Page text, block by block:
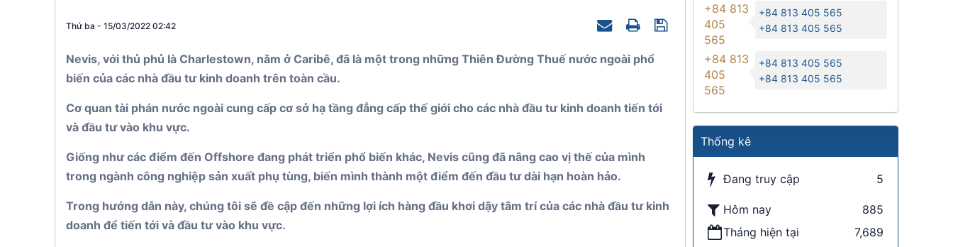
Thứ ba - 15/03/2022 02:42
Nevis, với thủ phủ là Charlestown, nằm ở Caribê, đã là một trong những Thiên Đường Thuế nước ngoài phổ
biến của các nhà đầu tư kinh doanh trên toàn cầu.
Cơ quan tài phán nước ngoài cung cấp cơ sở hạ tầng đẳng cấp thế giới cho các nhà đầu tư kinh doanh tiến tới
và đầu tư vào khu vực.
Giống như các điểm đến Offshore đang phát triển phổ biến khác, Nevis cũng đã nâng cao vị thế của mình
trong ngành công nghiệp sản xuất phụ tùng, biến mình thành một điểm đến đầu tư dài hạn hoàn hảo.
Trong hướng dẫn này, chúng tôi sẽ đề cập đến những lợi ích hàng đầu khơi dậy tâm trí của các nhà đầu tư kinh
doanh để tiến tới và đầu tư vào khu vực.
+84 813
405
565
+84 813 405 565
+84 813 405 565
+84 813
405
565
+84 813 405 565
+84 813 405 565
Thống kê
Đang truy cập 5
Hôm nay
885
Tháng hiện tại
7,689